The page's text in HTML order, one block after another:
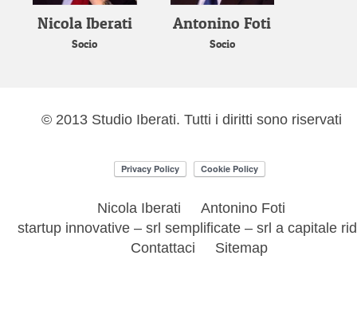
Nicola Iberati
Socio
Antonino Foti
Socio
© 2013 Studio Iberati. Tutti i diritti sono riservati
Nicola Iberati
Antonino Foti
startup innovative – srl semplificate – srl a capitale
Contattaci
Sitemap